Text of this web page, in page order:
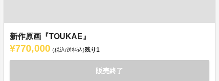
新作原画『TOUKAE』
¥770,000 (税込/送料込)残り1
販売終了